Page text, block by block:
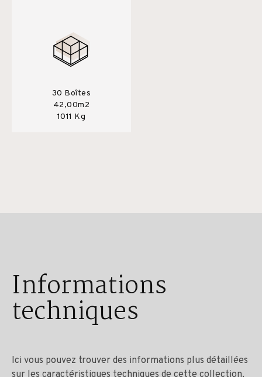
30 Boîtes
42,00m2
1011 Kg
Informations
techniques
Ici vous pouvez trouver des informations plus détaillées
sur les caractéristiques techniques de cette collection,